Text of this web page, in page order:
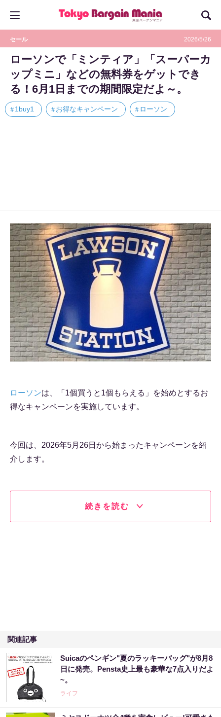
セール 2026/5/26
ローソンで「ミンティア」「スーパーカ
ップミニ」などの無料券をゲットでき
る！6月1日までの期間限定だよ～。
1buy1 お得なキャンペーン ローソン
ローソンは、「1個買うと1個もらえる」を始めとするお
得なキャンペーンを実施しています。
今回は、2026年5月26日から始まったキャンペーンを紹
介します。
続きを読む
関連記事
Suicaのペンギン"夏のラッキーバッグ"が8月8
日に発売。Pensta史上最も豪華な7点入りだよ
~。
ライフ